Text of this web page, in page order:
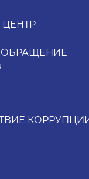
ОБРАЩЕНИЕ